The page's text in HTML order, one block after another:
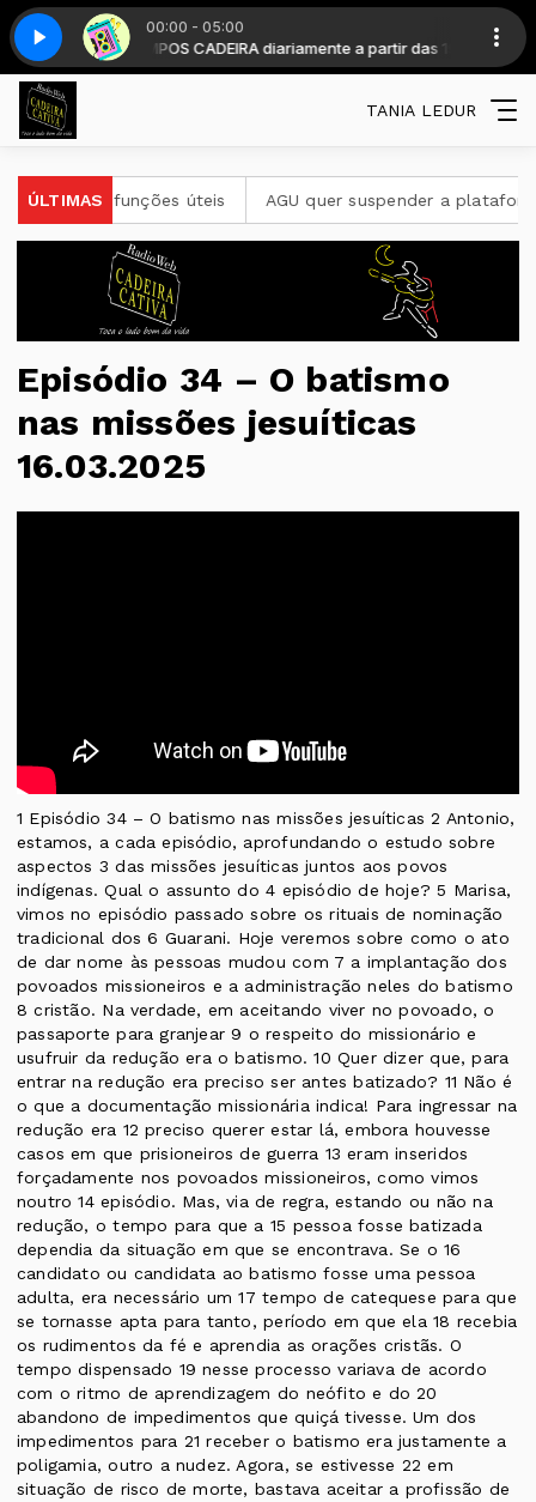
00:00 - 05:00
BONS TEMPOS CADEIRA diariamente a partir das 19 horas
Hits 80 - Parte 1 Hits 80 - Parte 1
TANIA LEDUR
ÚLTIMAS
funções úteis AGU quer suspender a plataforma
Episódio 34 – O batismo
nas missões jesuíticas
16.03.2025
1 Episódio 34 – O batismo nas missões jesuíticas 2 Antonio,
estamos, a cada episódio, aprofundando o estudo sobre
aspectos 3 das missões jesuíticas juntos aos povos
indígenas. Qual o assunto do 4 episódio de hoje? 5 Marisa,
vimos no episódio passado sobre os rituais de nominação
tradicional dos 6 Guarani. Hoje veremos sobre como o ato
de dar nome às pessoas mudou com 7 a implantação dos
povoados missioneiros e a administração neles do batismo
8 cristão. Na verdade, em aceitando viver no povoado, o
passaporte para granjear 9 o respeito do missionário e
usufruir da redução era o batismo. 10 Quer dizer que, para
entrar na redução era preciso ser antes batizado? 11 Não é
o que a documentação missionária indica! Para ingressar na
redução era 12 preciso querer estar lá, embora houvesse
casos em que prisioneiros de guerra 13 eram inseridos
forçadamente nos povoados missioneiros, como vimos
noutro 14 episódio. Mas, via de regra, estando ou não na
redução, o tempo para que a 15 pessoa fosse batizada
dependia da situação em que se encontrava. Se o 16
candidato ou candidata ao batismo fosse uma pessoa
adulta, era necessário um 17 tempo de catequese para que
se tornasse apta para tanto, período em que ela 18 recebia
os rudimentos da fé e aprendia as orações cristãs. O
tempo dispensado 19 nesse processo variava de acordo
com o ritmo de aprendizagem do neófito e do 20
abandono de impedimentos que quiçá tivesse. Um dos
impedimentos para 21 receber o batismo era justamente a
poligamia, outro a nudez. Agora, se estivesse 22 em
situação de risco de morte, bastava aceitar a profissão de